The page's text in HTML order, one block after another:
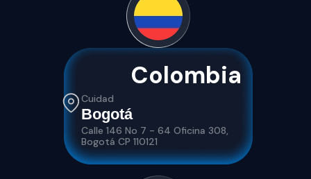
Colombia
Cuidad
Bogotá
Calle 146 No 7 - 64 Oficina 308,
Bogotá CP 110121